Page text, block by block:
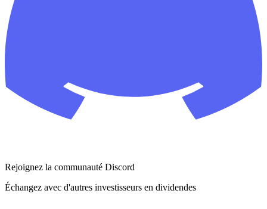
Rejoignez la communauté Discord
Échangez avec d'autres investisseurs en dividendes